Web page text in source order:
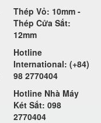
Thép Vỏ: 10mm -
Thép Cửa Sắt:
12mm
Hotline
International: (+84)
98 2770404
Hotline Nhà Máy
Két Sắt: 098
2770404